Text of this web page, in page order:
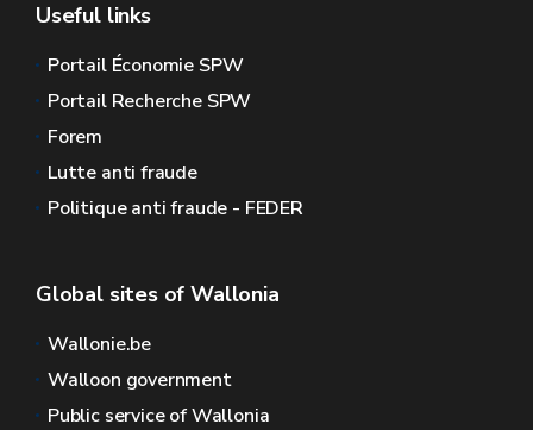
Useful links
Portail Économie SPW
Portail Recherche SPW
Forem
Lutte anti fraude
Politique anti fraude - FEDER
Global sites of Wallonia
Wallonie.be
Walloon government
Public service of Wallonia